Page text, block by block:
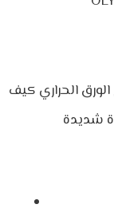
الحراري كيف
شديدة